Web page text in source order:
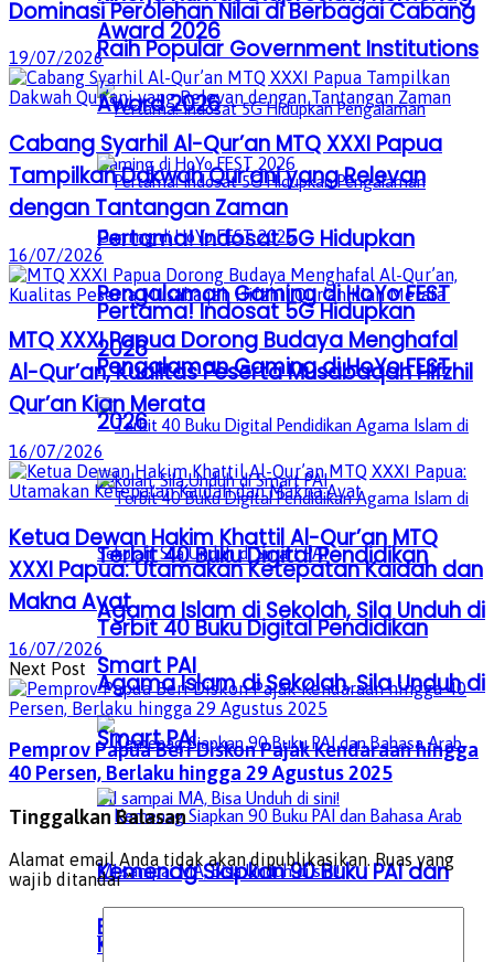
Award 2026
Pertama! Indosat 5G Hidupkan
Pengalaman Gaming di HoYo FEST
2026
Terbit 40 Buku Digital Pendidikan
Agama Islam di Sekolah, Sila Unduh di
Smart PAI
Kemenag Siapkan 90 Buku PAI dan
Bahasa Arab MI sampai MA, Bisa
Raih Popular Government Institutions
Award 2026
Pertama! Indosat 5G Hidupkan
Pengalaman Gaming di HoYo FEST
2026
Terbit 40 Buku Digital Pendidikan
Agama Islam di Sekolah, Sila Unduh di
Smart PAI
Kemenag Siapkan 90 Buku PAI dan
Dominasi Perolehan Nilai di Berbagai Cabang
19/07/2026
Cabang Syarhil Al-Qur’an MTQ XXXI Papua
Tampilkan Dakwah Qur’ani yang Relevan
dengan Tantangan Zaman
16/07/2026
MTQ XXXI Papua Dorong Budaya Menghafal
Al-Qur’an, Kualitas Peserta Musabaqah Hifzhil
Qur’an Kian Merata
16/07/2026
Ketua Dewan Hakim Khattil Al-Qur’an MTQ
XXXI Papua: Utamakan Ketepatan Kaidah dan
Makna Ayat
16/07/2026
Next Post
Pemprov Papua Beri Diskon Pajak Kendaraan hingga
40 Persen, Berlaku hingga 29 Agustus 2025
Tinggalkan Balasan
Alamat email Anda tidak akan dipublikasikan. Ruas yang
wajib ditandai*